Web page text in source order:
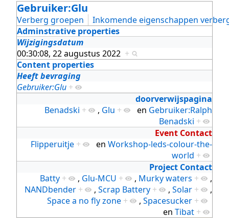
Gebruiker:Glu
Verberg groepen
Inkomende eigenschappen
Adminstrative properties
Wijzigingsdatum
00:30:08, 22 augustus 2022 +
Content properties
Heeft bevraging
Gebruiker:Glu +
doorverwijspagina
Benadski + , Glu + en Gebruiker:Ralph
Benadski +
Event Contact
Flipperuitje + en Workshop-leds-colour-the-
world +
Project Contact
Batty + , Glu-MCU + , Murky waters +
,
NANDbender + , Scrap Battery + , Solar +
,
Space a no fly zone + , Spacesucker +
en Tibat +